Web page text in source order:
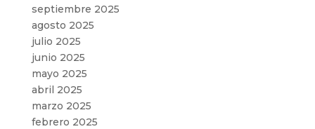
septiembre 2025
agosto 2025
julio 2025
junio 2025
mayo 2025
abril 2025
marzo 2025
febrero 2025